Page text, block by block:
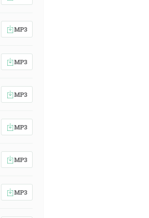
deň, čo je
[1M 8:22]
užitok v
MP3
MP3
MP3
MP3
MP3
MP3